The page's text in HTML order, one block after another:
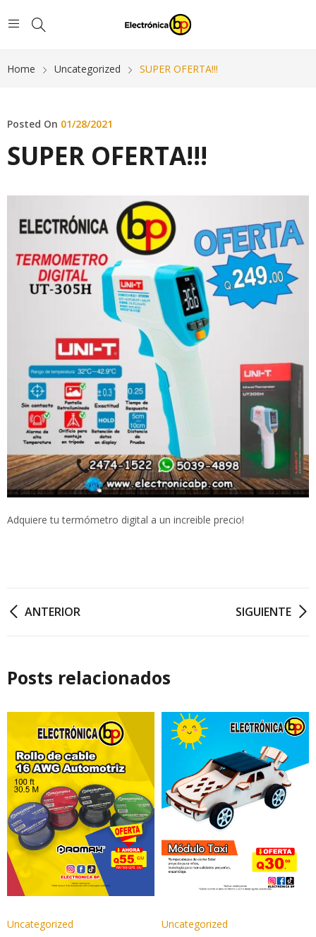
Home Uncategorized SUPER OFERTA!!!
Posted On 01/28/2021
SUPER OFERTA!!!
Adquiere tu termómetro digital a un increible precio!
ANTERIOR SIGUIENTE
Posts relacionados
Uncategorized Uncategorized